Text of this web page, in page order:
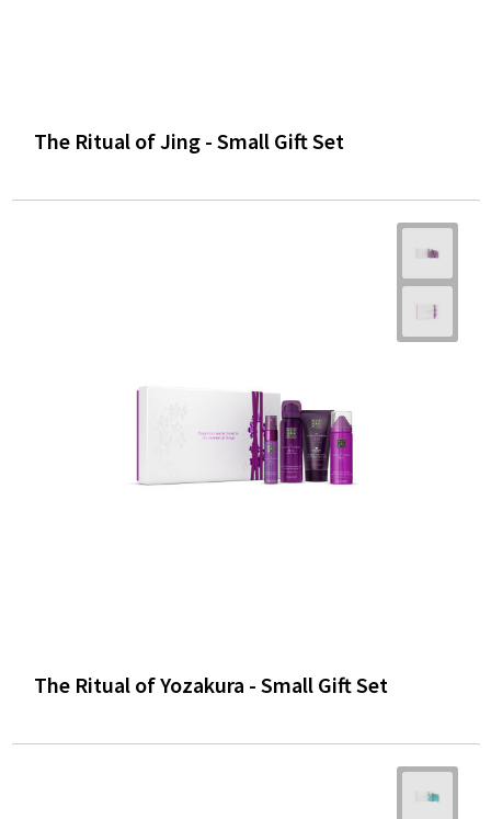
The Ritual of Jing - Small Gift Set
The Ritual of Yozakura - Small Gift Set